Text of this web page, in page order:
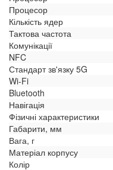
Процесор
Кількість ядер
Тактова частота
Комунікації
NFC
Стандарт зв'язку 5G
Wi-Fi
Bluetooth
Навігація
Фізичні характеристики
Габарити, мм
Вага, г
Матеріал корпусу
Колір